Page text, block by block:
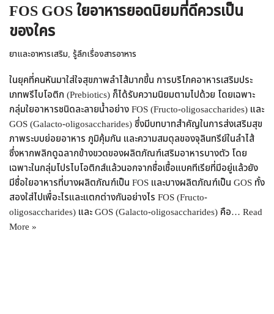
FOS GOS ใยอาหารยอดนิยมที่ดีควรเป็น
ของใคร
ยาและอาหารเสริม, รู้ลึกเรื่องสารอาหาร
ในยุคที่คนหันมาใส่ใจสุขภาพลำไส้มากขึ้น การบริโภคอาหารเสริมประ
เภทพรีไบโอติก (Prebiotics) ก็ได้รับความนิยมตามไปด้วย โดยเฉพาะ
กลุ่มใยอาหารชนิดละลายน้ำอย่าง FOS (Fructo-oligosaccharides) และ
GOS (Galacto-oligosaccharides) ซึ่งมีบทบาทสำคัญในการส่งเสริมสุข
ภาพระบบย่อยอาหาร ภูมิคุ้มกัน และความสมดุลของจุลินทรีย์ในลำไส้
ซึ่งหากพลิกดูฉลากข้างขวดของผลิตภัณฑ์เสริมอาหารบางตัว โดย
เฉพาะในกลุ่มโปรไบโอติกส์แล้วนอกจากชื่อเชื้อแบคทีเรียที่มีอยู่แล้วยัง
มีชื่อใยอาหารที่บางผลิตภัณฑ์เป็น FOS และบางผลิตภัณฑ์เป็น GOS ทั้ง
สองใส่ไปเพื่อะไรและแตกต่างกันอย่างไร FOS (Fructo-
oligosaccharides) และ GOS (Galacto-oligosaccharides) คือ… Read
More »